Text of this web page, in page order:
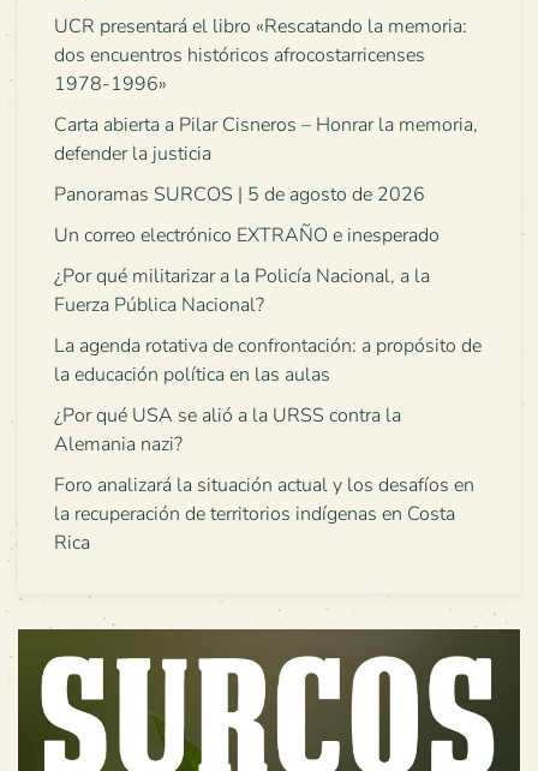
UCR presentará el libro «Rescatando la memoria:
dos encuentros históricos afrocostarricenses
1978-1996»
Carta abierta a Pilar Cisneros – Honrar la memoria,
defender la justicia
Panoramas SURCOS | 5 de agosto de 2026
Un correo electrónico EXTRAÑO e inesperado
¿Por qué militarizar a la Policía Nacional, a la
Fuerza Pública Nacional?
La agenda rotativa de confrontación: a propósito de
la educación política en las aulas
¿Por qué USA se alió a la URSS contra la
Alemania nazi?
Foro analizará la situación actual y los desafíos en
la recuperación de territorios indígenas en Costa
Rica